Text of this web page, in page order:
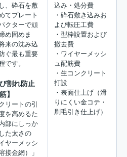
、砕石を敷
てプレート
クターで頑
め固めま
来の沈み込
ぐ最も重要
です。
び割れ防止
】
リートの引
を高めるた
部にしっか
た太さの
ヤーメッシ
接金網）」
込み・処分費
・砕石敷き込みお
よび転圧工費
・型枠設置および
撤去費
・ワイヤーメッシ
ュ配筋費
・生コンクリート
打設
・表面仕上げ（滑
りにくい金コテ・
刷毛引き仕上げ）